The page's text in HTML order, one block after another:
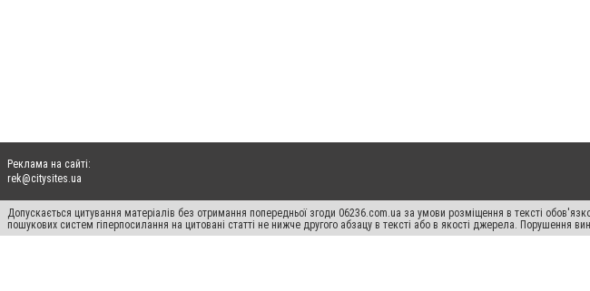
Реклама на сайті:
rek@citysites.ua
Допускається цитування матеріалів без отримання попередньої згоди 06236.com.ua за умови розміщення в тексті
пошукових систем гіперпосилання на цитовані статті не нижче другого абзацу в тексті або в якості джерела. Порушення